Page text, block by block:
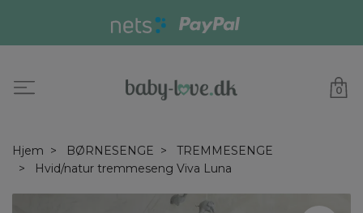
0
Hjem BØRNESENGE
TREMMESENGE
Hvid/natur tremmeseng Viva Luna